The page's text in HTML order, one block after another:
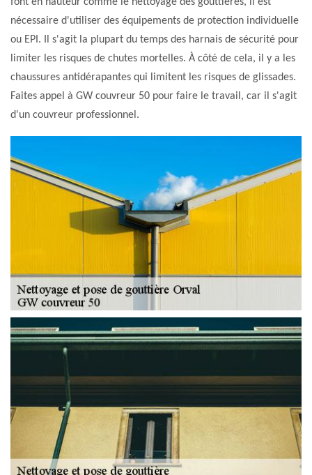
nécessaire d'utiliser des équipements de protection individuelle
ou EPI. Il s'agit la plupart du temps des harnais de sécurité pour
limiter les risques de chutes mortelles. À côté de cela, il y a les
chaussures antidérapantes qui limitent les risques de glissades.
Faites appel à GW couvreur 50 pour faire le travail, car il s'agit
d'un couvreur professionnel.